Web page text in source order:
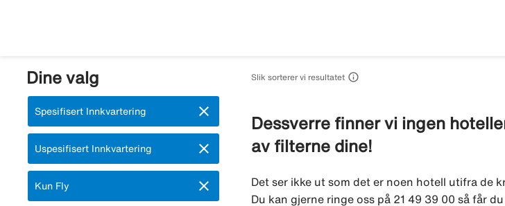
Dine valg
Fjern:
Spesifisert Innkvartering close
Fjern:
Uspesifisert Innkvartering close
Fjern:
Kun Fly close
Slik sorterer vi resultatet 
Dessverre finner vi ingen
av filterne dine!
Det ser ikke ut som det er noen hotell utifra de
Du kan gjerne ringe oss på 21 49 39 00 så får